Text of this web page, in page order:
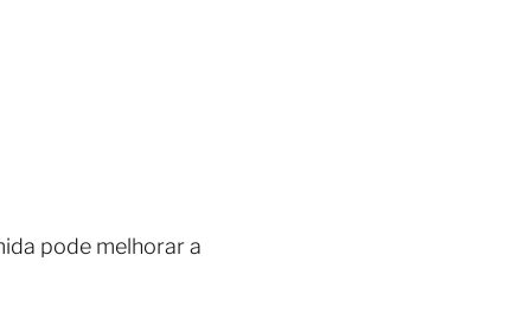
pode melhorar a